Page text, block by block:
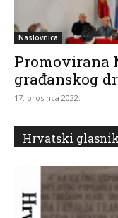
Naslovnica
Promovirana
građanskog
17. prosinca 2022.
Hrvatski glasnik